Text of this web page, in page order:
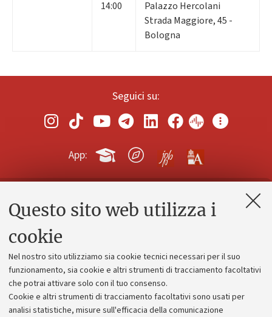
Questo sito web utilizza i
cookie
Nel nostro sito utilizziamo sia cookie tecnici necessari per il suo
funzionamento, sia cookie e altri strumenti di tracciamento facoltativi
che potrai attivare solo con il tuo consenso.
Cookie e altri strumenti di tracciamento facoltativi sono usati per
analisi statistiche, misure sull'efficacia della comunicazione
14:00
Palazzo Hercolani
Strada Maggiore, 45 -
Bologna
Seguici su:
App:
Contatti e PEC
Alumni community
Piano strategico
Bilanci